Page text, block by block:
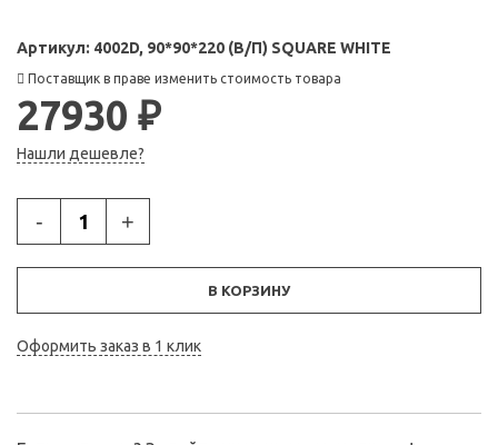
Артикул: 4002D, 90*90*220 (В/П) SQUARE WHITE
Поставщик в праве изменить стоимость товара
27930 ₽
Нашли дешевле?
- +
В КОРЗИНУ
Оформить заказ в 1 клик